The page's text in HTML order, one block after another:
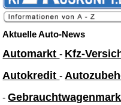
Aktuelle Auto-News
Automarkt- Kfz-
Autokredit-
-